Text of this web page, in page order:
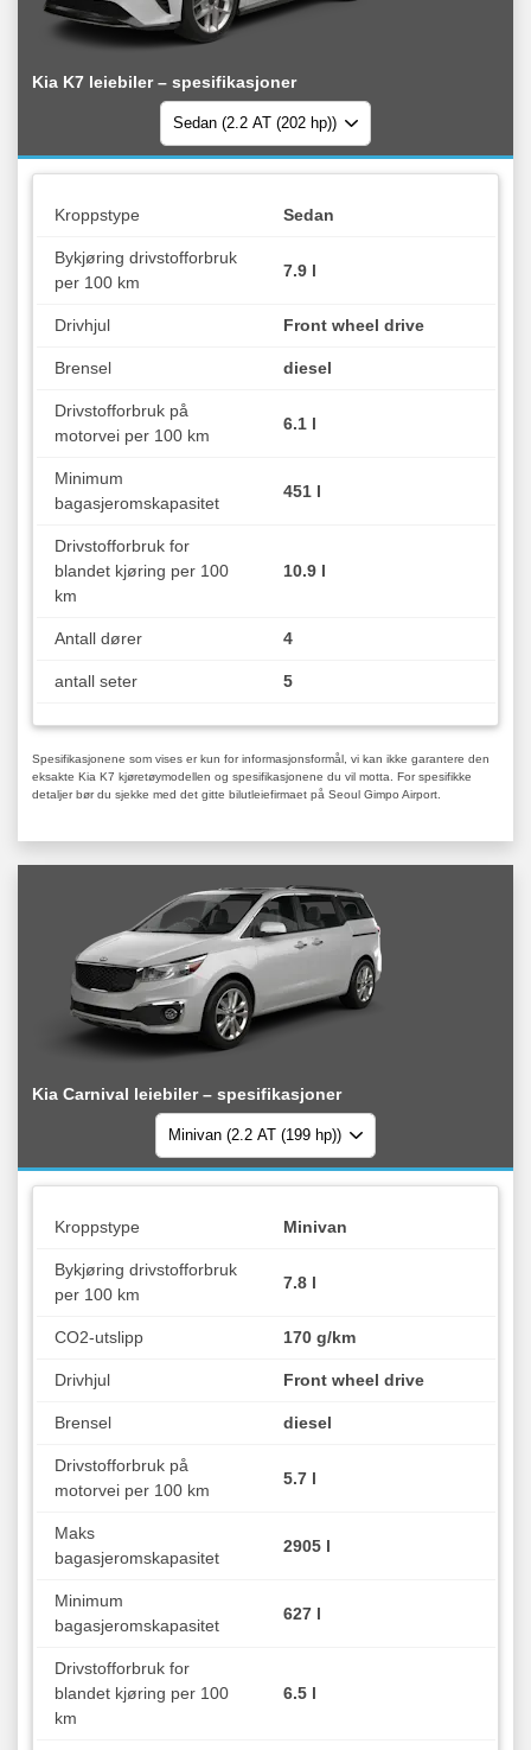
Kia K7 leiebiler – spesifikasjoner
Kroppstype Sedan
Bykjøring drivstofforbruk
per 100 km
7.9 l
Drivhjul Front wheel drive
Brensel diesel
Drivstofforbruk på
motorvei per 100 km
6.1 l
Minimum
bagasjeromskapasitet
451 l
Drivstofforbruk for
blandet kjøring per 100
km
10.9 l
Antall dører 4
antall seter 5
Spesifikasjonene som vises er kun for informasjonsformål, vi kan ikke garantere den
eksakte Kia K7 kjøretøymodellen og spesifikasjonene du vil motta. For spesifikke
detaljer bør du sjekke med det gitte bilutleiefirmaet på Seoul Gimpo Airport.
Kia Carnival leiebiler – spesifikasjoner
Kroppstype Minivan
Bykjøring drivstofforbruk
per 100 km
7.8 l
CO2-utslipp 170 g/km
Drivhjul Front wheel drive
Brensel diesel
Drivstofforbruk på
motorvei per 100 km
5.7 l
Maks
bagasjeromskapasitet
2905 l
Minimum
bagasjeromskapasitet
627 l
Drivstofforbruk for
blandet kjøring per 100
km
6.5 l